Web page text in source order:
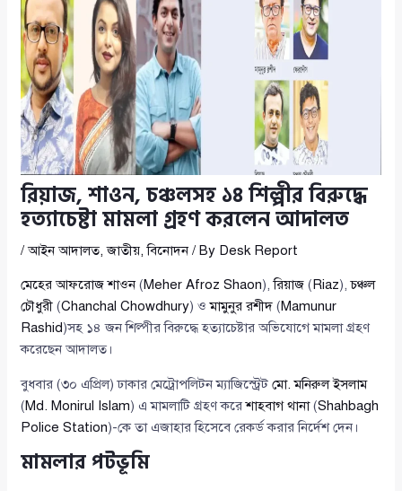
রিয়াজ, শাওন, চঞ্চলসহ ১৪ শিল্পীর বিরুদ্ধে
হত্যাচেষ্টা মামলা গ্রহণ করলেন আদালত
/আইন আদালত,জাতীয়,বিনোদন/ By Desk Report
মেহের আফরোজ শাওন(Meher Afroz Shaon),রিয়াজ ( Riaz),চঞ্চল
চৌধুরী (Chanchal Chowdhury) ওমামুনুর রশীদ (Mamunur
Rashid)সহ ১৪ জন শিল্পীর বিরুদ্ধে হত্যাচেষ্টার অভিযোগে মামলা গ্রহণ
করেছেন আদালত।
বুধবার (৩০ এপ্রিল) ঢাকার মেট্রোপলিটন ম্যাজিস্ট্রেটমো. মনিরুল ইসলাম
(Md. Monirul Islam) এ মামলাটি গ্রহণ করেশাহবাগ থানা(Shahbagh
Police Station)-কে তা এজাহার হিসেবে রেকর্ড করার নির্দেশ দেন।
মামলার পটভূমি